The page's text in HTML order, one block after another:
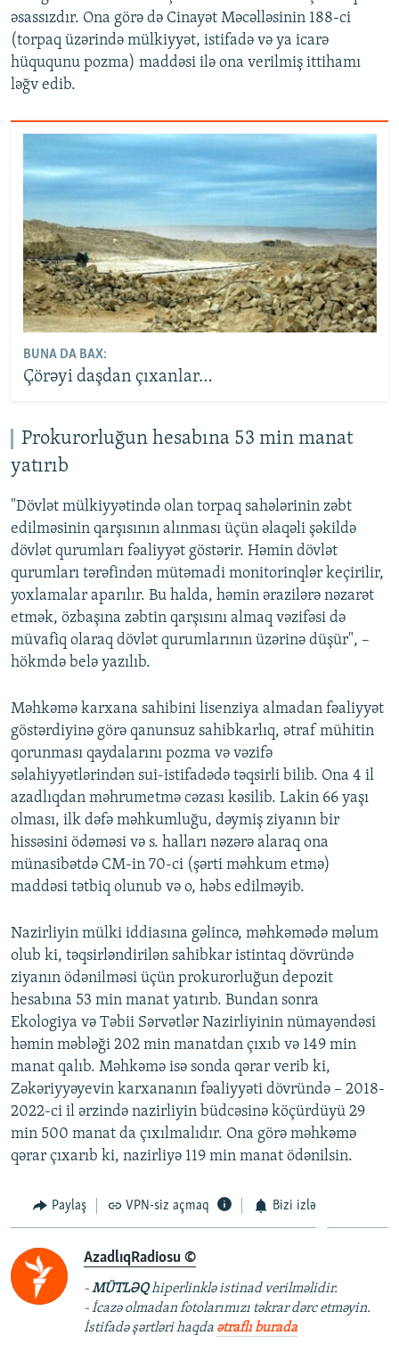
əsassızdır. Ona görə də Cinayət Məcəlləsinin 188-ci
(torpaq üzərində mülkiyyət, istifadə və ya icarə
hüququnu pozma) maddəsi ilə ona verilmiş ittihamı
ləğv edib.
BUNA DA BAX:
Çörəyi daşdan çıxanlar…
Prokurorluğun hesabına 53 min manat
yatırıb
"Dövlət mülkiyyətində olan torpaq sahələrinin zəbt
edilməsinin qarşısının alınması üçün əlaqəli şəkildə
dövlət qurumları fəaliyyət göstərir. Həmin dövlət
qurumları tərəfindən mütəmadi monitorinqlər keçirilir,
yoxlamalar aparılır. Bu halda, həmin ərazilərə nəzarət
etmək, özbaşına zəbtin qarşısını almaq vəzifəsi də
müvafiq olaraq dövlət qurumlarının üzərinə düşür", –
hökmdə belə yazılıb.
Məhkəmə karxana sahibini lisenziya almadan fəaliyyət
göstərdiyinə görə qanunsuz sahibkarlıq, ətraf mühitin
qorunması qaydalarını pozma və vəzifə
səlahiyyətlərindən sui-istifadədə təqsirli bilib. Ona 4 il
azadlıqdan məhrumetmə cəzası kəsilib. Lakin 66 yaşı
olması, ilk dəfə məhkumluğu, dəymiş ziyanın bir
hissəsini ödəməsi və s. halları nəzərə alaraq ona
münasibətdə CM-in 70-ci (şərti məhkum etmə)
maddəsi tətbiq olunub və o, həbs edilməyib.
Nazirliyin mülki iddiasına gəlincə, məhkəmədə məlum
olub ki, təqsirləndirilən sahibkar istintaq dövründə
ziyanın ödənilməsi üçün prokurorluğun depozit
hesabına 53 min manat yatırıb. Bundan sonra
Ekologiya və Təbii Sərvətlər Nazirliyinin nümayəndəsi
həmin məbləği 202 min manatdan çıxıb və 149 min
manat qalıb. Məhkəmə isə sonda qərar verib ki,
Zəkəriyyəyevin karxananın fəaliyyəti dövründə – 2018-
2022-ci il ərzində nazirliyin büdcəsinə köçürdüyü 29
min 500 manat da çıxılmalıdır. Ona görə məhkəmə
qərar çıxarıb ki, nazirliyə 119 min manat ödənilsin.
Paylaş VPN-siz açmaq Bizi izlə
AzadlıqRadiosu ©
-MÜTLƏQhiperlinklə istinad verilməlidir.
- İcazə olmadan fotolarımızı təkrar dərc etməyin.
İstifadə şərtləri haqda ətraflı burada